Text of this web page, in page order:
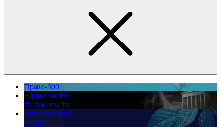
Право-300
Юррынок РФ:
35 лет спустя
Экологическое
право